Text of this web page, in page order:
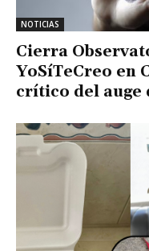
NOTICIAS
Cierra
YoSíTeCreo en
crítico del auge